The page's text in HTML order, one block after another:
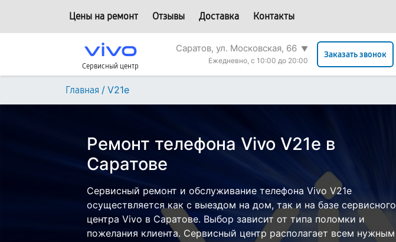
Цены на ремонт Отзывы Доставка Контакты
Сервисный центр
Саратов, ул. Московская, 66 ▼
Ежедневно, с 10:00 до 20:00
Заказать звонок
Главная / V21e
Ремонт телефона Vivo V21e в
Саратове
Сервисный ремонт и обслуживание телефона Vivo V21e
осуществляется как с выездом на дом, так и на базе сервисного
центра Vivo в Саратове. Выбор зависит от типа поломки и
пожелания клиента. Сервисный центр располагает всем нужным